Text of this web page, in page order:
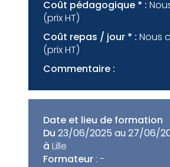
Coût pédagogique * :
(prix HT)
Coût repas / jour * : Nous
(prix HT)
Commentaire :
Date et lieu de formation
Du 23/06/2025 au 27/06/
à Lille
Formateur : -